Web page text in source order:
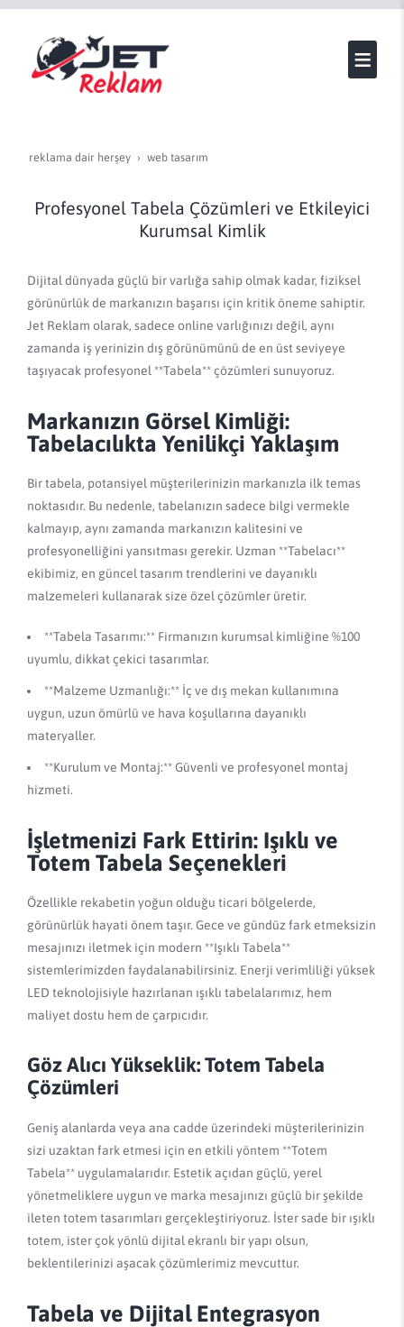
reklama dair herşey web tasarim
Profesyonel Tabela Çözümleri ve Etkileyici
Kurumsal Kimlik
Dijital dünyada güçlü bir varlığa sahip olmak kadar, fiziksel
görünürlük de markanızın başarısı için kritik öneme sahiptir.
Jet Reklam olarak, sadece online varlığınızı değil, aynı
zamanda iş yerinizin dış görünümünü de en üst seviyeye
taşıyacak profesyonel **Tabela** çözümleri sunuyoruz.
Markanızın Görsel Kimliği:
Tabelacılıkta Yenilikçi Yaklaşım
Bir tabela, potansiyel müşterilerinizin markanızla ilk temas
noktasıdır. Bu nedenle, tabelanızın sadece bilgi vermekle
kalmayıp, aynı zamanda markanızın kalitesini ve
profesyonelliğini yansıtması gerekir. Uzman **Tabelacı**
ekibimiz, en güncel tasarım trendlerini ve dayanıklı
malzemeleri kullanarak size özel çözümler üretir.
**Tabela Tasarımı:** Firmanızın kurumsal kimliğine %100
uyumlu, dikkat çekici tasarımlar.
**Malzeme Uzmanlığı:** İç ve dış mekan kullanımına
uygun, uzun ömürlü ve hava koşullarına dayanıklı
materyaller.
**Kurulum ve Montaj:** Güvenli ve profesyonel montaj
hizmeti.
İşletmenizi Fark Ettirin: Işıklı ve
Totem Tabela Seçenekleri
Özellikle rekabetin yoğun olduğu ticari bölgelerde,
görünürlük hayati önem taşır. Gece ve gündüz fark etmeksizin
mesajınızı iletmek için modern **Işıklı Tabela**
sistemlerimizden faydalanabilirsiniz. Enerji verimliliği yüksek
LED teknolojisiyle hazırlanan ışıklı tabelalarımız, hem
maliyet dostu hem de çarpıcıdır.
Göz Alıcı Yükseklik: Totem Tabela
Çözümleri
Geniş alanlarda veya ana cadde üzerindeki müşterilerinizin
sizi uzaktan fark etmesi için en etkili yöntem **Totem
Tabela** uygulamalarıdır. Estetik açıdan güçlü, yerel
yönetmeliklere uygun ve marka mesajınızı güçlü bir şekilde
ileten totem tasarımları gerçekleştiriyoruz. İster sade bir ışıklı
totem, ister çok yönlü dijital ekranlı bir yapı olsun,
beklentilerinizi aşacak çözümlerimiz mevcuttur.
Tabela ve Dijital Entegrasyon